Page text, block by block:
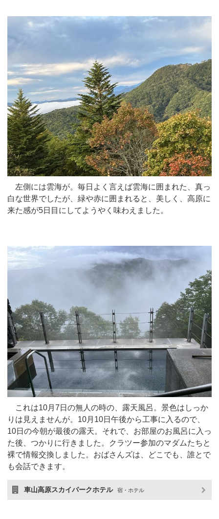
左側には雲海が。毎日よく言えば雲海に囲まれた、真っ
白な世界でしたが、緑や赤に囲まれると、美しく、高原に
来た感が5日目にしてようやく味わえました。
これは10月7日の無人の時の、露天風呂。景色はしっか
りは見えませんが。10月10日午後から工事に入るので、
10日の今朝が最後の露天。それで、お部屋のお風呂に入っ
た後、つかりに行きました。クラツー参加のマダムたちと
裸で情報交換しました。おばさんズは、どこでも、誰とで
も会話できます。
車山高原スカイパークホテル 宿・ホテル